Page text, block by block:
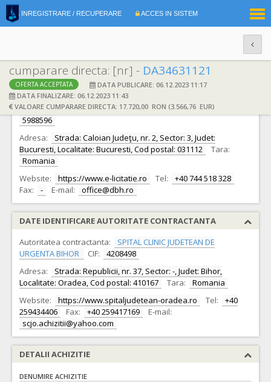
INREGISTRARE / RECUPERARE ACCES IN SISTEM
cumparare directa: [nr] - DA34631121
OFERTA ACCEPTATA
DATA PUBLICARE: 06.12.2023 11:17
DATA FINALIZARE: 06.12.2023 11:43
VALOARE CUMPARARE DIRECTA: 17.720,00 RON (3.566,76 EUR)
DATE IDENTIFICARE OFERTANT
Ofertant: S.C. DUMITRU BUSINESS HOUSE IMPEX S.R.L.
5988596
Adresa:
Strada: Caloian Judeţu, nr. 2, Sector: 3, Judet:
Bucuresti, Localitate: Bucuresti, Cod postal: 031112
Tara:
Romania
Website:
https://www.e-licitatie.ro Tel:
+40 744 518 328
Fax:
- E-mail: office@dbh.ro
DATE IDENTIFICARE AUTORITATE CONTRACTANTA
Autoritatea contractanta:
SPITAL CLINIC JUDETEAN DE
URGENTA BIHOR
CIF:
4208498
Adresa:
Strada: Republicii, nr. 37, Sector: -, Judet: Bihor,
Localitate: Oradea, Cod postal: 410167
Tara:
Romania
Website:
https://www.spitaljudetean-oradea.ro Tel:
+40
259434406
Fax: +40 259417169
E-mail:
scjo.achizitii@yahoo.com
DETALII ACHIZITIE
DENUMIRE ACHIZITIE